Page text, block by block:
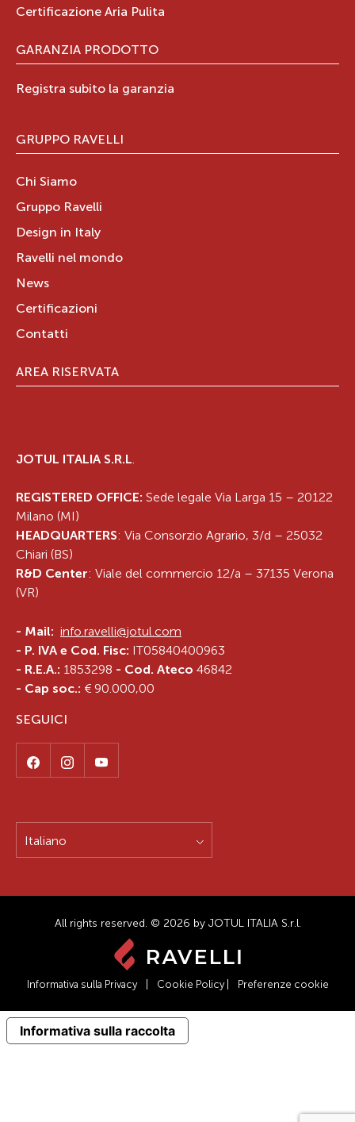
Certificazione Aria Pulita
GARANZIA PRODOTTO
Registra subito la garanzia
GRUPPO RAVELLI
Chi Siamo
Gruppo Ravelli
Design in Italy
Ravelli nel mondo
News
Certificazioni
Contatti
AREA RISERVATA
JOTUL ITALIA S.R.L.
REGISTERED OFFICE: Sede legale Via Larga 15 – 20122
Milano (MI)
HEADQUARTERS: Via Consorzio Agrario, 3/d – 25032
Chiari (BS)
R&D Center: Viale del commercio 12/a – 37135 Verona
(VR)
- Mail: info.ravelli@jotul.com
- P. IVA e Cod. Fisc: IT05840400963
- R.E.A.: 1853298 - Cod. Ateco 46842
- Cap soc.: € 90.000,00
SEGUICI
Italiano
All rights reserved. © 2026 by JOTUL ITALIA S.r.l.
Informativa sulla Privacy Cookie Policy Preferenze cookie
Informativa sulla raccolta